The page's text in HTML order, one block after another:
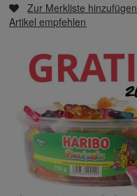
Zur Merkliste hinzufügen
Artikel empfehlen